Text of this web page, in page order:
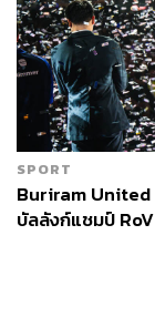
ในทางกลับกัน ปา
แม้จะมีผู้สนับสนุ
การเติบโตของอี
วงการกีฬาในภา
Technology ห
การช่วยยกระดับ
เช่นเดียวกับอีสปอ
โอกาสที่เกิดจาก
ปี 2017 ที่ผ่านมา
SPORT
Buriram
บัลลังก์แชมป์ RoV